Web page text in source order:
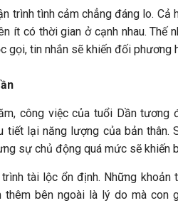
trình tình cảm chẳng đáng lo.
ít có thời gian ở cạnh nhau. Thế
gọi, tin nhắn sẽ khiến đối phương
công việc của tuổi Dần tương
tiết lại năng lượng của bản thân.
sự chủ động quá mức sẽ khiến
tài lộc ổn định. Những
thêm bên ngoài là lý do mà con